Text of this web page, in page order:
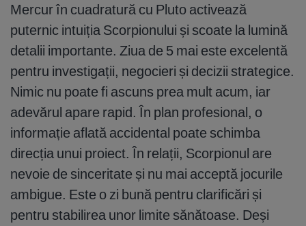
Mercur în cuadratură cu Pluto activează
puternic intuiția Scorpionului și scoate la lumină
detalii importante. Ziua de 5 mai este excelentă
pentru investigații, negocieri și decizii strategice.
Nimic nu poate fi ascuns prea mult acum, iar
adevărul apare rapid. În plan profesional, o
informație aflată accidental poate schimba
direcția unui proiect. În relații, Scorpionul are
nevoie de sinceritate și nu mai acceptă jocurile
ambigue. Este o zi bună pentru clarificări și
pentru stabilirea unor limite sănătoase. Deși